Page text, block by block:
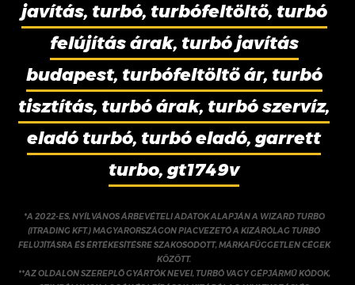
javítás, turbó, turbófeltöltő, turbó
felújítás árak, turbó javítás
budapest, turbófeltöltő ár, turbó
tisztítás, turbó árak, turbó szervíz,
eladó turbó, turbó eladó, garrett
turbo, gt1749v
*A 2022-ES, NYÍLVÁNOS ÁRBEVÉTELI ADATOK ALAPJÁN A WIZARD TURBO
(ITRADING KFT.) MAGYARORSZÁGON PIACVEZETŐ A KIZÁRÓLAG TURBÓ
FELÚJÍTÁSRA ÉS ÉRTÉKESÍTÉSRE SZAKOSODOTT, MÁRKAFÜGGETLEN CÉGEK
KÖZÖTT.
**AZ OLDALON SZEREPLŐ GYÁRTÓK NEVEI, TURBÓ VAGY GÉPJÁRMŰ KÓDOK,